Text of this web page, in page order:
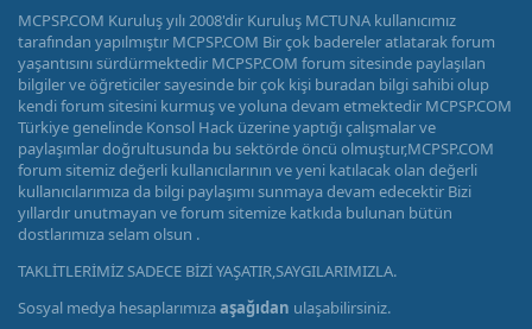
MCPSP.COM Kuruluş yılı 2008'dir Kuruluş MCTUNA kullanıcımız
tarafından yapılmıştır MCPSP.COM Bir çok badereler atlatarak forum
yaşantısını sürdürmektedir MCPSP.COM forum sitesinde paylaşılan
bilgiler ve öğreticiler sayesinde bir çok kişi buradan bilgi sahibi olup
kendi forum sitesini kurmuş ve yoluna devam etmektedir MCPSP.COM
Türkiye genelinde Konsol Hack üzerine yaptığı çalışmalar ve
paylaşımlar doğrultusunda bu sektörde öncü olmuştur,MCPSP.COM
forum sitemiz değerli kullanıcılarının ve yeni katılacak olan değerli
kullanıcılarımıza da bilgi paylaşımı sunmaya devam edecektir Bizi
yıllardır unutmayan ve forum sitemize katkıda bulunan bütün
dostlarımıza selam olsun .
TAKLİTLERİMİZ SADECE BİZİ YAŞATIR,SAYGILARIMIZLA.
Sosyal medya hesaplarımızaaşağıdan ulaşabilirsiniz.